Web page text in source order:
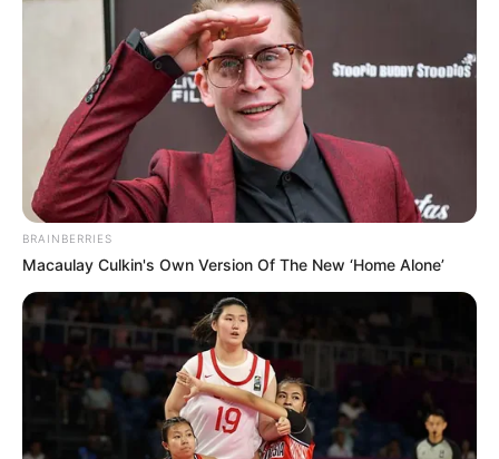
BRAINBERRIES
Macaulay Culkin's Own Version Of The New ‘Home Alone’